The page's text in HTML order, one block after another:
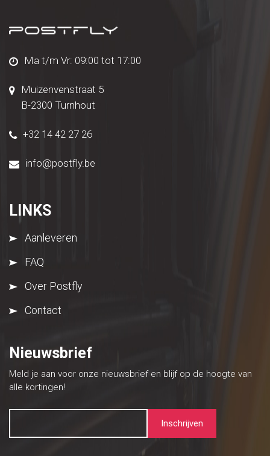
Ma t/m Vr: 09:00 tot 17:00
Muizenvenstraat 5
B-2300 Turnhout
+32 14 42 27 26
info@postfly.be
LINKS
Aanleveren
FAQ
Over Postfly
Contact
Nieuwsbrief
Meld je aan voor onze nieuwsbrief en blijf op de hoogte van
alle kortingen!